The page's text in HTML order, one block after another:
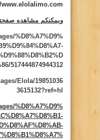
www.elolalimo.com
ويمكنكم مشاهده
%D8%A7%D9%
517444874944312
Elola/19851036
3615132?ref=hl
%D8%A7%D9%